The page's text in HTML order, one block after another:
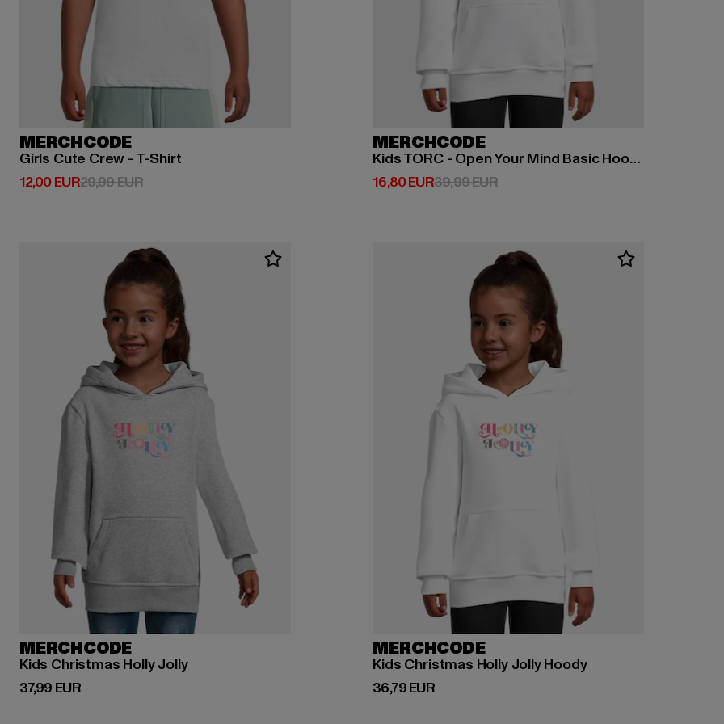
MERCHCODE
Girls Cute Crew - T-Shirt
12,00 EUR
Derzeitiger Preis: 12,00 EUR
29,99 EURAktionspreis: 29,99 EUR
MERCHCODE
Kids TORC - Open Your Mind Basic Hoody
16,80 EUR
Derzeitiger Preis: 16,80 EUR
39,99 EURAktionspreis: 39,99 EUR
MERCHCODE
Kids Christmas Holly Jolly
37,99 EUR
Derzeitiger Preis: 37,99 EUR
MERCHCODE
Kids Christmas Holly Jolly Hoody
36,79 EUR
Derzeitiger Preis: 36,79 EUR